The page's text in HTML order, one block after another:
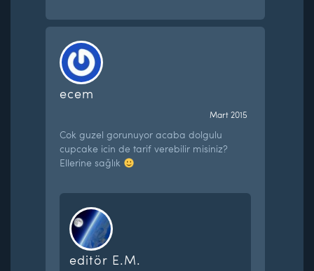
ecem
Mart 2015
Cok guzel gorunuyor acaba dolgulu
cupcake icin de tarif verebilir misiniz?
Ellerine sağlık
editör E.M.